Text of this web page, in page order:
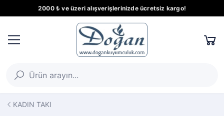
2000 ₺ ve üzeri alışverişlerinizde ücretsiz kargo!
KADIN TAKI